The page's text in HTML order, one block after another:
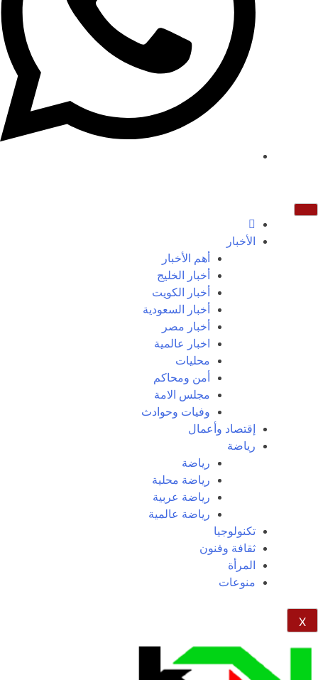
الأخبار
أهم الأخبار
أخبار الخليج
أخبار الكويت
أخبار السعودية
أخبار مصر
اخبار عالمية
محليات
أمن ومحاكم
مجلس الامة
وفيات وحوادث
إقتصاد وأعمال
رياضة
رياضة
رياضة محلية
رياضة عربية
رياضة عالمية
تكنولوجيا
ثقافة وفنون
المرأة
منوعات
X